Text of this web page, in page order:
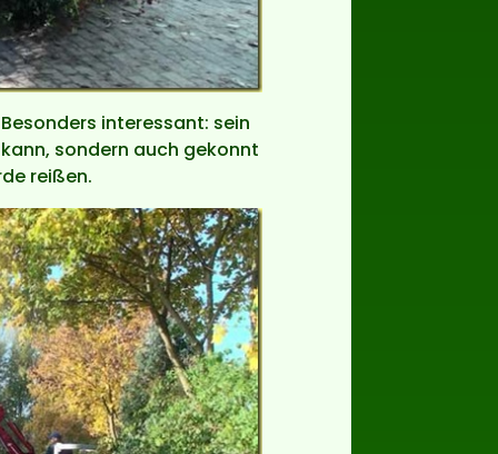
interessant: sein
sondern auch gekonnt
reißen.